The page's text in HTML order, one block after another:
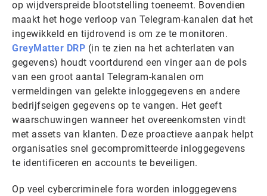
op wijdverspreide blootstelling toeneemt. Bovendien
maakt het hoge verloop van Telegram-kanalen dat het
ingewikkeld en tijdrovend is om ze te monitoren.
GreyMatter DRP (in te zien na het achterlaten van
gegevens) houdt voortdurend een vinger aan de pols
van een groot aantal Telegram-kanalen om
vermeldingen van gelekte inloggegevens en andere
bedrijfseigen gegevens op te vangen. Het geeft
waarschuwingen wanneer het overeenkomsten vindt
met assets van klanten. Deze proactieve aanpak helpt
organisaties snel gecompromitteerde inloggegevens
te identificeren en accounts te beveiligen.
Op veel cybercriminele fora worden inloggegevens